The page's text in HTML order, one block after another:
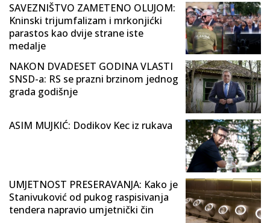
SAVEZNIŠTVO ZAMETENO OLUJOM:
Kninski trijumfalizam i mrkonjićki
parastos kao dvije strane iste
medalje
NAKON DVADESET GODINA VLASTI
SNSD-a: RS se prazni brzinom jednog
grada godišnje
ASIM MUJKIĆ: Dodikov Kec iz rukava
UMJETNOST PRESERAVANJA: Kako je
Stanivuković od pukog raspisivanja
tendera napravio umjetnički čin